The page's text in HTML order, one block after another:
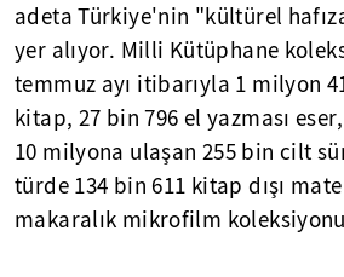
adeta Türkiye'nin "kültürel
yer alıyor. Milli Kütüphane
temmuz ayı itibarıyla 1 milyon
kitap, 27 bin 796 el yazması
10 milyona ulaşan 255 bin cilt
türde 134 bin 611 kitap dışı
makaralık mikrofilm